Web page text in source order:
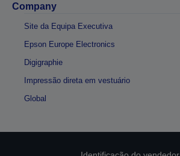
Company
Site da Equipa Executiva
Epson Europe Electronics
Digigraphie
Impressão direta em vestuário
Global